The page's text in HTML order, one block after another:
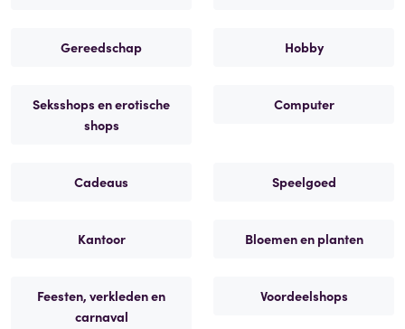
Gereedschap Hobby
Seksshops en erotische
shops
Computer
Cadeaus Speelgoed
Kantoor Bloemen en planten
Feesten, verkleden en
carnaval
Voordeelshops